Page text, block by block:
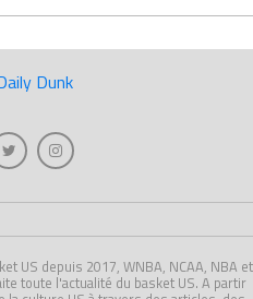
US depuis 2017, WNBA, NCAA, NBA et
toute l'actualité du basket US. A partir